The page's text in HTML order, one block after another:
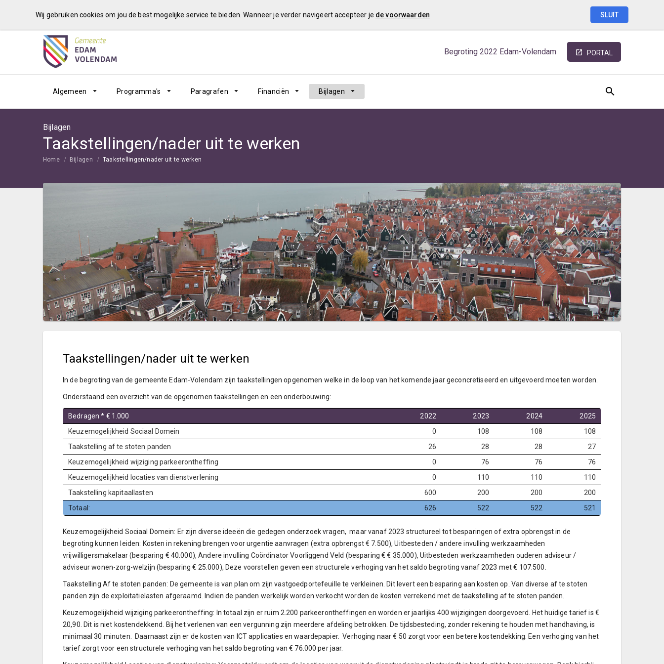
Wij gebruiken cookies om jou de best mogelijke service te bieden. Wanneer je verder navigeert accepteer je de voorwaarden SLUIT
Begroting 2022 Edam-Volendam PORTAL
Algemeen Programma's Paragrafen Financiën Bijlagen
Bijlagen
Taakstellingen/nader uit te werken
Home Bijlagen Taakstellingen/nader uit te werken
Taakstellingen/nader uit te werken
In de begroting van de gemeente Edam-Volendam zijn taakstellingen opgenomen welke in de loop van het komende jaar geconcretiseerd en uitgevoerd moeten worden.
Onderstaand een overzicht van de opgenomen taakstellingen en een onderbouwing:
Bedragen * € 1.000 2022 2023 2024
2025
Keuzemogelijkheid Sociaal Domein
0 108 108
108
Taakstelling af te stoten panden
26 28 28
27
Keuzemogelijkheid wijziging parkeerontheffing
0 76 76
76
Keuzemogelijkheid locaties van dienstverlening
0 110 110
110
Taakstelling kapitaallasten
600 200 200
200
Totaal:
626 522 522 521
Keuzemogelijkheid Sociaal Domein: Er zijn diverse ideeën die gedegen onderzoek vragen, maar vanaf 2023 structureel tot besparingen of extra opbrengst in de
begroting kunnen leiden: Kosten in rekening brengen voor urgentie aanvragen (extra opbrengst € 7.500), Uitbesteden / andere invulling werkzaamheden
vrijwilligersmakelaar (besparing € 40.000), Andere invulling Coördinator Voorliggend Veld (besparing € € 35.000), Uitbesteden werkzaamheden ouderen adviseur /
adviseur wonen-zorg-welzijn (besparing € 25.000), Deze voorstellen geven een structurele verhoging van het saldo begroting vanaf 2023 met € 107.500.
Taakstelling Af te stoten panden: De gemeente is van plan om zijn vastgoedportefeuille te verkleinen. Dit levert een besparing aan kosten op. Van diverse af te stoten
panden zijn de exploitatielasten afgeraamd. Indien de panden werkelijk worden verkocht worden de kosten verrekend met de taakstelling af te stoten panden.
Keuzemogelijkheid wijziging parkeerontheffing: In totaal zijn er ruim 2.200 parkeerontheffingen en worden er jaarlijks 400 wijzigingen doorgevoerd. Het huidige tarief is €
20,90. Dit is niet kostendekkend. Bij het verlenen van een vergunning zijn meerdere afdeling betrokken. De tijdsbesteding, zonder rekening te houden met handhaving, is
minimaal 30 minuten. Daarnaast zijn er de kosten van ICT applicaties en waardepapier. Verhoging naar € 50 zorgt voor een betere kostendekking. Een verhoging van het
tarief zorgt voor een structurele verhoging van het saldo begroting van € 76.000 per jaar.